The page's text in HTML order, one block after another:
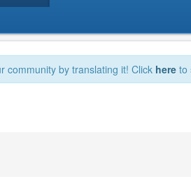
community by translating it! Click here to